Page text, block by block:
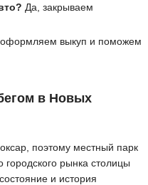
Да, закрываем
выкуп и поможем
в Новых
поэтому местный парк
рынка столицы
и история